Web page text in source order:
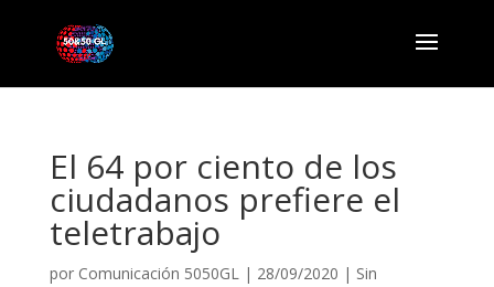
El 64 por ciento de los
ciudadanos prefiere el
teletrabajo
por Comunicación 5050GL| 28/09/2020 | Sin